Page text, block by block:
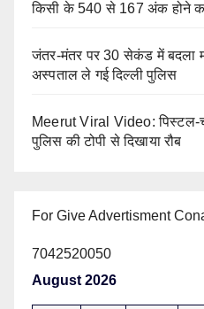
किसी के 540 से 167 अंक होने का
जंतर-मंतर पर 30 सेकंड में बदला
अस्पताल ले गई दिल्ली पुलिस
Meerut Viral Video: पिस्टल-
पुलिस की टोपी से दिखाया रौब
For Give Advertisment
7042520050
August 2026